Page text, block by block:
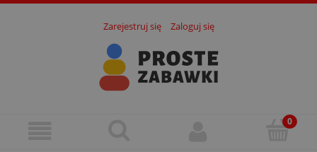
Zarejestruj się Zaloguj się